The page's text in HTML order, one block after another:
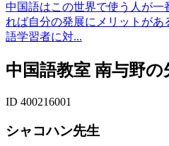
中国語はこの世界で使う人が
れば自分の発展にメリットがあ
語学習者に対...
中国語教室 南与野の
ID 400216001
シャコハン先生